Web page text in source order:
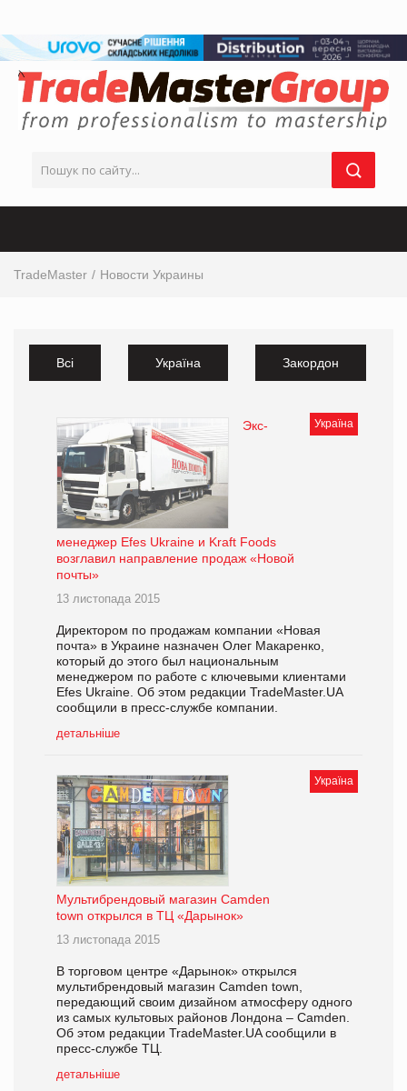
TradeMaster Новости Украины
Всі Україна Закордон
Україна
Экс-
менеджер Efes Ukraine и Kraft Foods
возглавил направление продаж «Новой
почты»
13 листопада 2015
Директором по продажам компании «Новая
почта» в Украине назначен Олег Макаренко,
который до этого был национальным
менеджером по работе с ключевыми клиентами
Efes Ukraine. Об этом редакции TradeMaster.UA
сообщили в пресс-службе компании.
детальніше
Україна
Мультибрендовый магазин Camden
town открылся в ТЦ «Дарынок»
13 листопада 2015
В торговом центре «Дарынок» открылся
мультибрендовый магазин Camden town,
передающий своим дизайном атмосферу одного
из самых культовых районов Лондона – Camden.
Об этом редакции TradeMaster.UA сообщили в
пресс-службе ТЦ.
детальніше